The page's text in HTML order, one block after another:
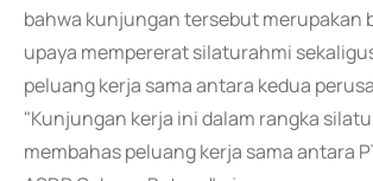
bahwa kunjungan tersebut merupakan
upaya mempererat silaturahmi
peluang kerja sama antara kedua
"Kunjungan kerja ini dalam rangka
membahas peluang kerja sama antara